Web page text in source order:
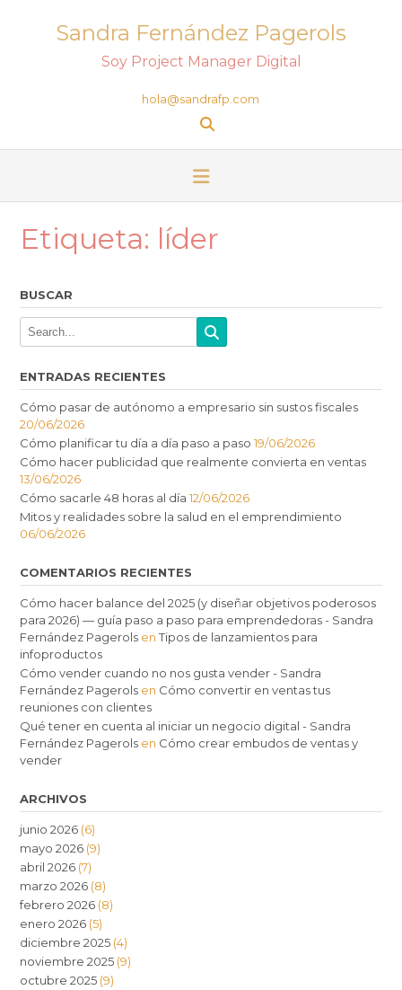
Sandra Fernández Pagerols
Soy Project Manager Digital
hola@sandrafp.com
Etiqueta: líder
BUSCAR
ENTRADAS RECIENTES
Cómo pasar de autónomo a empresario sin sustos fiscales
20/06/2026
Cómo planificar tu día a día paso a paso 19/06/2026
Cómo hacer publicidad que realmente convierta en ventas
13/06/2026
Cómo sacarle 48 horas al día 12/06/2026
Mitos y realidades sobre la salud en el emprendimiento
06/06/2026
COMENTARIOS RECIENTES
Cómo hacer balance del 2025 (y diseñar objetivos poderosos
para 2026) — guía paso a paso para emprendedoras - Sandra
Fernández Pagerols enTipos de lanzamientos para
infoproductos
Cómo vender cuando no nos gusta vender - Sandra
Fernández Pagerols en Cómo convertir en ventas tus
reuniones con clientes
Qué tener en cuenta al iniciar un negocio digital - Sandra
Fernández Pagerols en Cómo crear embudos de ventas y
vender
ARCHIVOS
junio 2026 (6)
mayo 2026 (9)
abril 2026 (7)
marzo 2026 (8)
febrero 2026 (8)
enero 2026 (5)
diciembre 2025 (4)
noviembre 2025 (9)
octubre 2025 (9)